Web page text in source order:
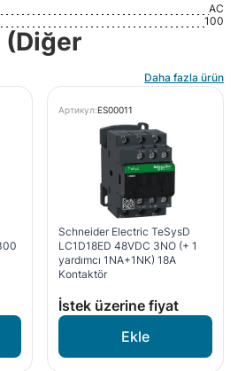
AC
100
Daha fazla ürün
Артикул:ES00011
Schneider Electric TeSysD
LC1D18ED 48VDC 3NO (+ 1
yardımcı 1NA+1NK) 18A
Kontaktör
İstek üzerine fiyat